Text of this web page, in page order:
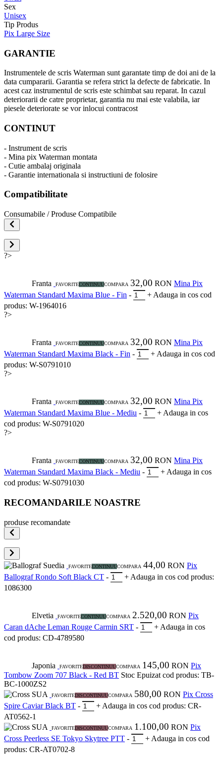
Sex
Unisex
Tip Produs
Pix Large Size
GARANTIE
Instrumentele de scris Waterman sunt garantate timp de doi ani de la
data cumpararii. Garantia se refera strict la defecte de fabricatie. In
acest caz instrumentul de scris este schimbat sau reparat. In cazul
deteriorarii de catre proprietar, garantia nu mai este valabila, iar
piesele deteriorate se vor inlocui contracost
CONTINUT
- Instrument de scris
- Mina pix Waterman montata
- Cutie ambalaj originala
- Garantie internationala si instructiuni de folosire
Compatibilitate
Consumabile / Produse Compatibile
?>
Franta FAVORITECONTINUUCOMPARA 32,00 RON Mina Pix
Waterman Standard Maxima Blue - Fin - + Adauga in cos cod
produs: W-1964016
?>
Franta FAVORITECONTINUUCOMPARA 32,00 RON Mina Pix
Waterman Standard Maxima Black - Fin - + Adauga in cos cod
produs: W-S0791010
?>
Franta FAVORITECONTINUUCOMPARA 32,00 RON Mina Pix
Waterman Standard Maxima Blue - Mediu - + Adauga in cos
cod produs: W-S0791020
?>
Franta FAVORITECONTINUUCOMPARA 32,00 RON Mina Pix
Waterman Standard Maxima Black - Mediu - + Adauga in cos
cod produs: W-S0791030
RECOMANDARILE NOASTRE
produse recomandate
Suedia FAVORITECONTINUUCOMPARA 44,00 RON Pix
Ballograf Rondo Soft Black CT - + Adauga in cos cod produs:
1086300
Elvetia FAVORITECONTINUUCOMPARA 2.520,00 RON Pix
Caran dAche Leman Rouge Carmin SRT - + Adauga in cos
cod produs: CD-4789580
Japonia FAVORITEDISCONTINUUCOMPARA 145,00 RON Pix
Tombow Zoom 707 Black - Red BT Stoc Epuizat cod produs: TB-
BC-1000ZS2
SUA
FAVORITEDISCONTINUUCOMPARA 580,00 RON Pix Cross
Spire Caviar Black BT - + Adauga in cos cod produs: CR-
AT0562-1
SUA
FAVORITEDISCONTINUUCOMPARA 1.100,00 RON Pix
Cross Peerless SE Tokyo Skytree PTT - + Adauga in cos cod
produs: CR-AT0702-8